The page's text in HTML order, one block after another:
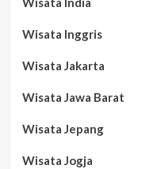
Wisata Inggris
Wisata Jakarta
Wisata Jawa Barat
Wisata Jepang
Wisata Jogja